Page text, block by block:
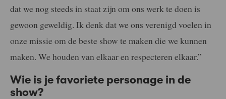
dat we nog steeds in staat zijn om ons werk te doen is
gewoon geweldig. Ik denk dat we ons verenigd voelen in
onze missie om de beste show te maken die we kunnen
maken. We houden van elkaar en respecteren elkaar.”
Wie is je favoriete personage in de
show?